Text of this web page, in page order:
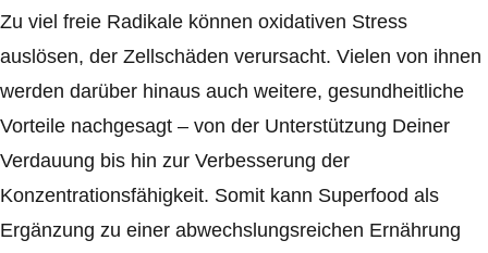
Zu viel freie Radikale können oxidativen Stress
auslösen, der Zellschäden verursacht. Vielen von ihnen
werden darüber hinaus auch weitere, gesundheitliche
Vorteile nachgesagt – von der Unterstützung Deiner
Verdauung bis hin zur Verbesserung der
Konzentrationsfähigkeit. Somit kann Superfood als
Ergänzung zu einer abwechslungsreichen Ernährung